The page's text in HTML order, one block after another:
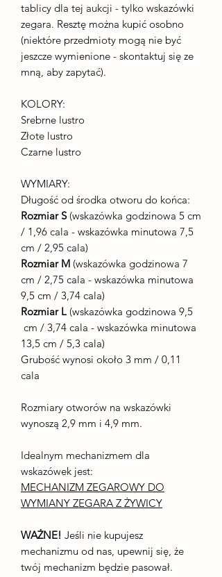
tablicy dla tej aukcji - tylko wskazówki
zegara. Resztę można kupić osobno
(niektóre przedmioty mogą nie być
jeszcze wymienione - skontaktuj się ze
mną, aby zapytać).
KOLORY:
Srebrne lustro
Złote lustro
Czarne lustro
WYMIARY:
Długość od środka otworu do końca:
Rozmiar S(wskazówka godzinowa 5 cm
/ 1,96 cala - wskazówka minutowa 7,5
cm / 2,95 cala)
Rozmiar M (wskazówka godzinowa 7
cm / 2,75 cala - wskazówka minutowa
9,5 cm / 3,74 cala)
Rozmiar L (wskazówka godzinowa 9,5
cm / 3,74 cala - wskazówka minutowa
13,5 cm / 5,3 cala)
Grubość wynosi około 3 mm / 0,11
cala
Rozmiary otworów na wskazówki
wynoszą 2,9 mm i 4,9 mm.
Idealnym mechanizmem dla
wskazówek jest:
MECHANIZM ZEGAROWY DO
WYMIANY ZEGARA Z ŻYWICY
WAŻNE! Jeśli nie kupujesz
mechanizmu od nas, upewnij się, że
twój mechanizm będzie pasował.